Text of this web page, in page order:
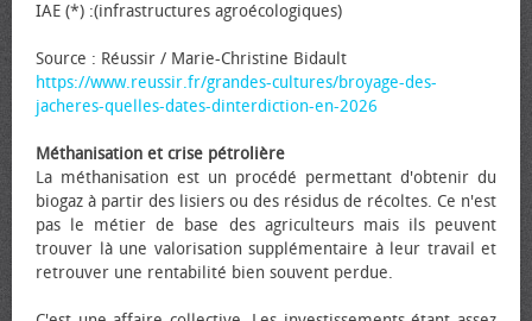
IAE (*) :(infrastructures agroécologiques)
Source : Réussir / Marie-Christine Bidault
https://www.reussir.fr/grandes-cultures/broyage-des-
jacheres-quelles-dates-dinterdiction-en-2026
Méthanisation et crise pétrolière
La méthanisation est un procédé permettant d'obtenir du
biogaz à partir des lisiers ou des résidus de récoltes. Ce n'est
pas le métier de base des agriculteurs mais ils peuvent
trouver là une valorisation supplémentaire à leur travail et
retrouver une rentabilité bien souvent perdue.